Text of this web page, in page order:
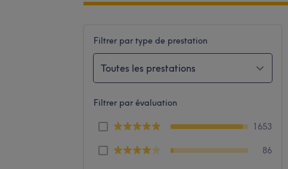
Filtrer par type de prestation
Toutes les prestations
Filtrer par évaluation
1653
86